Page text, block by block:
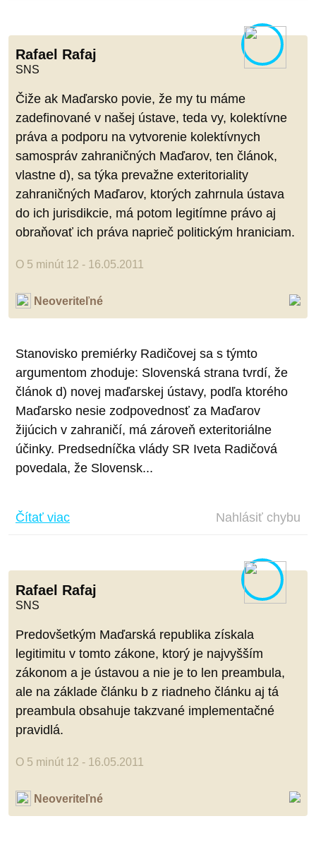
Rafael Rafaj
SNS
Čiže ak Maďarsko povie, že my tu máme
zadefinované v našej ústave, teda vy, kolektívne
práva a podporu na vytvorenie kolektívnych
samospráv zahraničných Maďarov, ten článok,
vlastne d), sa týka prevažne exteritoriality
zahraničných Maďarov, ktorých zahrnula ústava
do ich jurisdikcie, má potom legitímne právo aj
obraňovať ich práva naprieč politickým hraniciam.
O 5 minút 12 - 16.05.2011
Neoveriteľné
Stanovisko premiérky Radičovej sa s týmto
argumentom zhoduje: Slovenská strana tvrdí, že
článok d) novej maďarskej ústavy, podľa ktorého
Maďarsko nesie zodpovednosť za Maďarov
žijúcich v zahraničí, má zároveň exteritoriálne
účinky. Predsedníčka vlády SR Iveta Radičová
povedala, že Slovensk...
Čítať viac Nahlásiť chybu
Rafael Rafaj
SNS
Predovšetkým Maďarská republika získala
legitimitu v tomto zákone, ktorý je najvyšším
zákonom a je ústavou a nie je to len preambula,
ale na základe článku b z riadneho článku aj tá
preambula obsahuje takzvané implementačné
pravidlá.
O 5 minút 12 - 16.05.2011
Neoveriteľné